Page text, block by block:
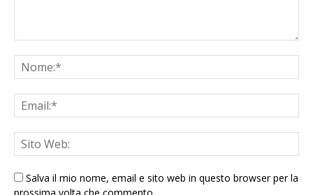
Salva il mio nome, email e sito web in questo browser per la